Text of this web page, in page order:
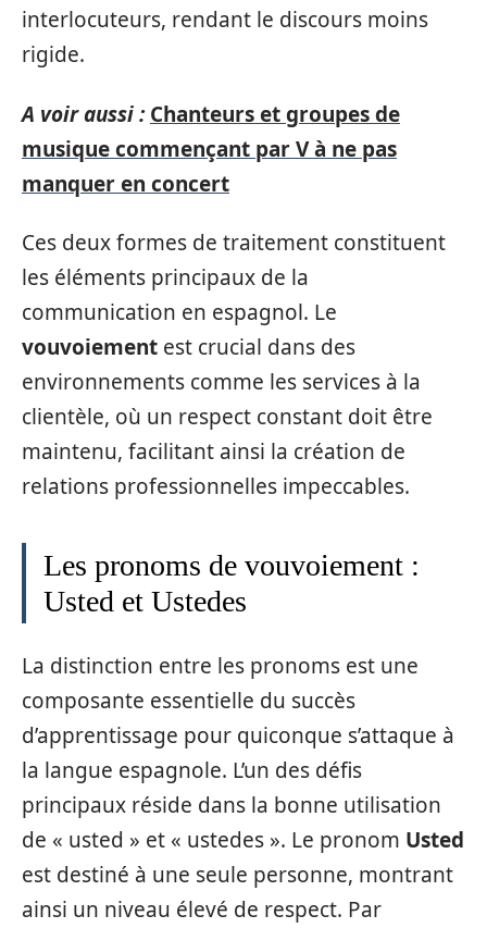
interlocuteurs, rendant le discours moins
rigide.
A voir aussi : Chanteurs et groupes de
musique commençant par V à ne pas
manquer en concert
Ces deux formes de traitement constituent
les éléments principaux de la
communication en espagnol. Le
vouvoiement est crucial dans des
environnements comme les services à la
clientèle, où un respect constant doit être
maintenu, facilitant ainsi la création de
relations professionnelles impeccables.
Les pronoms de vouvoiement :
Usted et Ustedes
La distinction entre les pronoms est une
composante essentielle du succès
d’apprentissage pour quiconque s’attaque à
la langue espagnole. L’un des défis
principaux réside dans la bonne utilisation
de « usted » et « ustedes ». Le pronom Usted
est destiné à une seule personne, montrant
ainsi un niveau élevé de respect. Par